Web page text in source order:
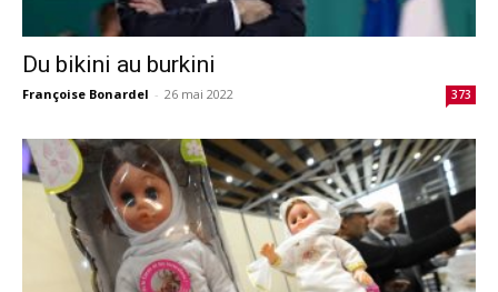
Du bikini au burkini
Françoise Bonardel - 26 mai 2022 373